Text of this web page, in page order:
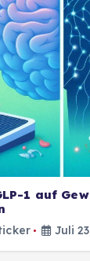
1 auf
Juli